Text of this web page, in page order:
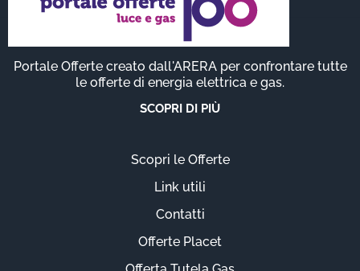
Portale Offerte creato dall'ARERA per confrontare tutte
le offerte di energia elettrica e gas.
SCOPRI DI PIÙ
Scopri le Offerte
Link utili
Contatti
Offerte Placet